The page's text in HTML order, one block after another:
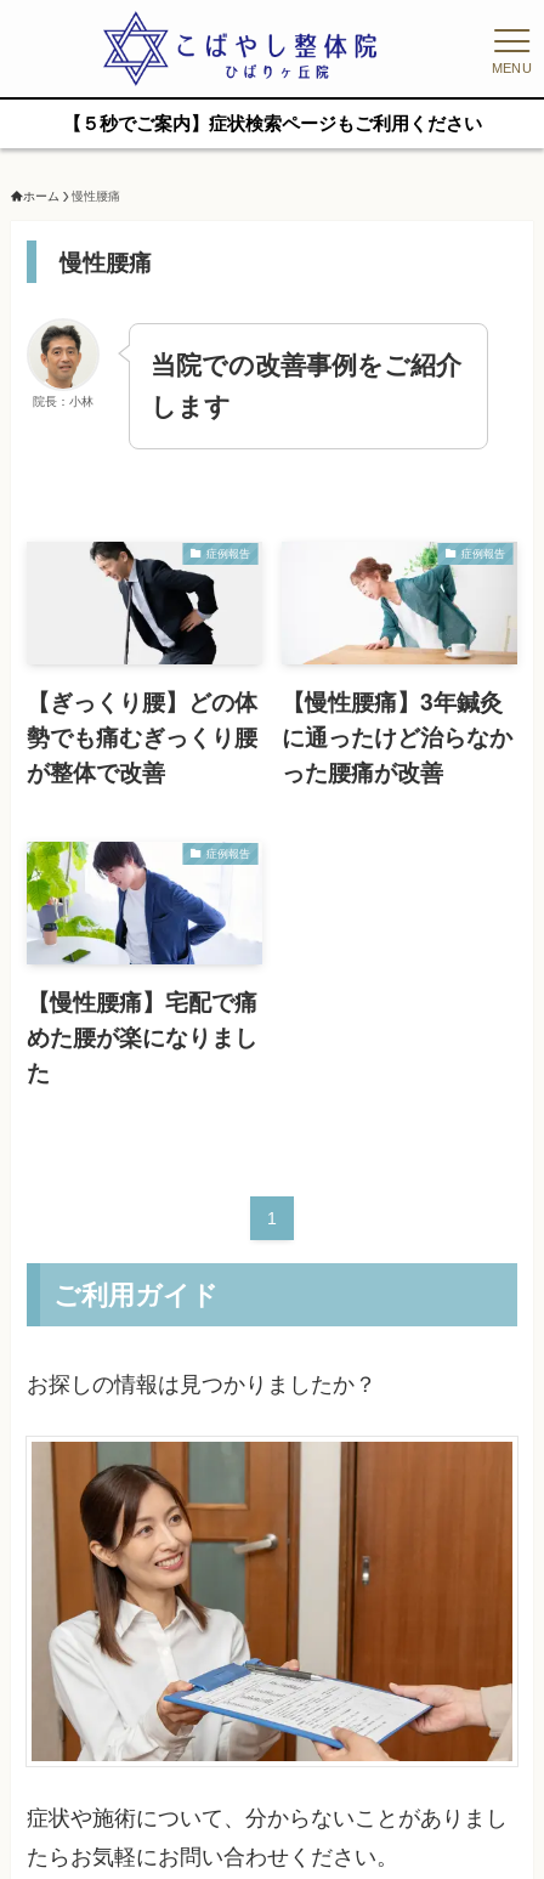
MENU
【５秒でご案内】症状検索ページもご利用ください
ホーム 慢性腰痛
慢性腰痛
院長：小林
当院での改善事例をご紹介
します
症例報告
【ぎっくり腰】どの体
勢でも痛むぎっくり腰
が整体で改善
症例報告
【慢性腰痛】3年鍼灸
に通ったけど治らなか
った腰痛が改善
症例報告
【慢性腰痛】宅配で痛
めた腰が楽になりまし
た
1
ご利用ガイド
お探しの情報は見つかりましたか？
症状や施術について、分からないことがありまし
たらお気軽にお問い合わせください。